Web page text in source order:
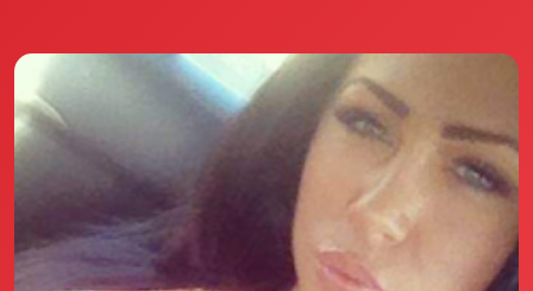
Scopri Club di Più
Le testimonianze Club di Più
La fondatrice Valeria Pilla
Annunci Donne